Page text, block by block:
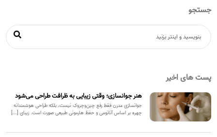
جستجو
پست های اخیر
هنر جوانسازی؛ وقتی زیبایی به ظرافت طراحی می‌شود
جوانسازی مدرن فقط رفع چین‌وچروک نیست، بلکه طراحی هوشمندانه
چهره بر اساس آناتومی و حفظ هارمونی طبیعی صورت است. زیبای [...]